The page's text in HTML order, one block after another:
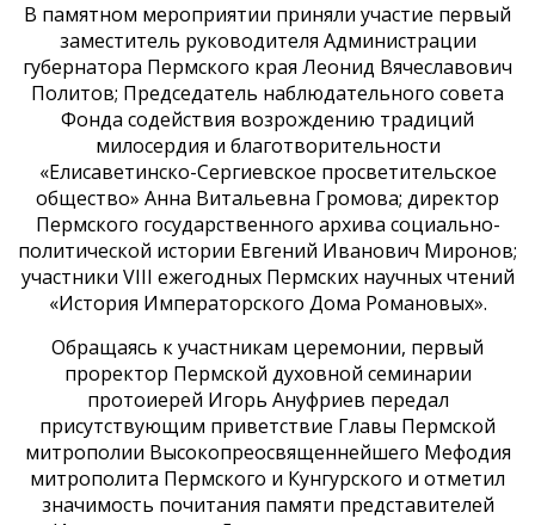
В памятном мероприятии приняли участие первый
заместитель руководителя Администрации
губернатора Пермского края Леонид Вячеславович
Политов; Председатель наблюдательного совета
Фонда содействия возрождению традиций
милосердия и благотворительности
«Елисаветинско-Сергиевское просветительское
общество» Анна Витальевна Громова; директор
Пермского государственного архива социально-
политической истории Евгений Иванович Миронов;
участники VIII ежегодных Пермских научных чтений
«История Императорского Дома Романовых».
Обращаясь к участникам церемонии, первый
проректор Пермской духовной семинарии
протоиерей Игорь Ануфриев передал
присутствующим приветствие Главы Пермской
митрополии Высокопреосвященнейшего Мефодия
митрополита Пермского и Кунгурского и отметил
значимость почитания памяти представителей